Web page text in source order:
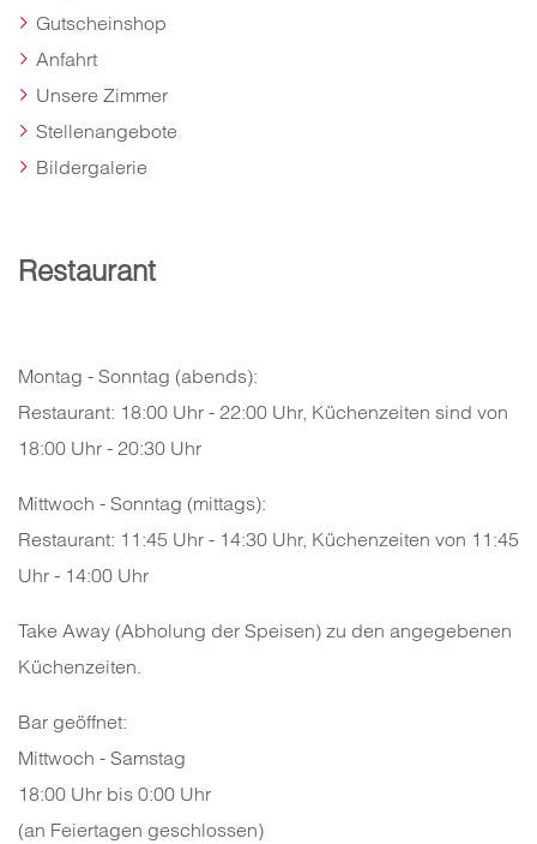
Gutscheinshop
Anfahrt
Unsere Zimmer
Stellenangebote
Bildergalerie
Restaurant
Montag - Sonntag (abends):
Restaurant: 18:00 Uhr - 22:00 Uhr, Küchenzeiten sind von
18:00 Uhr - 20:30 Uhr
Mittwoch - Sonntag (mittags):
Restaurant: 11:45 Uhr - 14:30 Uhr, Küchenzeiten von 11:45
Uhr - 14:00 Uhr
Take Away (Abholung der Speisen) zu den angegebenen
Küchenzeiten.
Bar geöffnet:
Mittwoch - Samstag
18:00 Uhr bis 0:00 Uhr
(an Feiertagen geschlossen)